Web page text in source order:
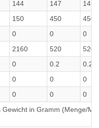
144 147
147
150 450
450
0 0
0
2160 520
520
0 0.2
0.2
0 0
0
0 0
0
in Gramm (Menge/